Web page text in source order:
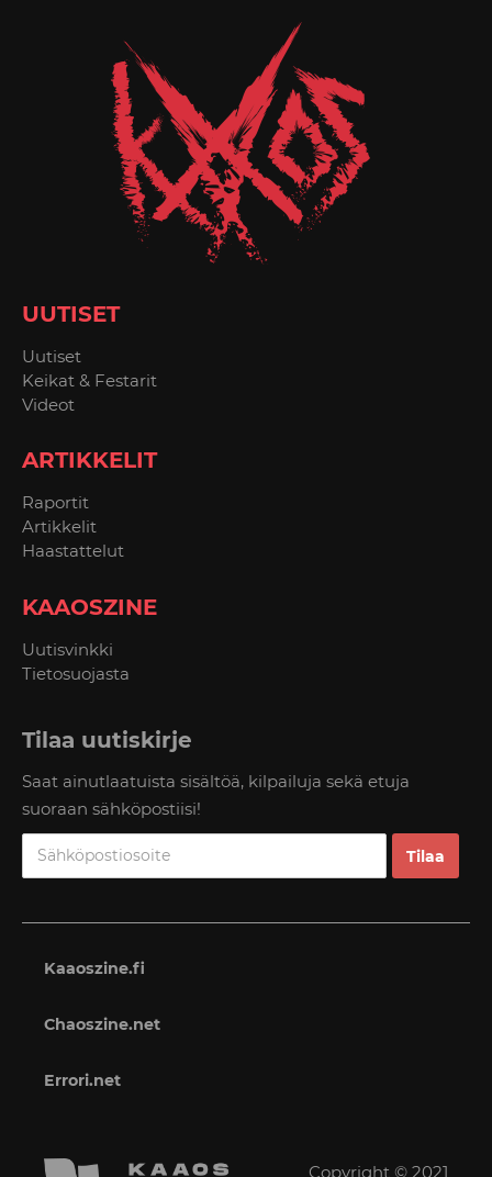
UUTISET
Uutiset
Keikat & Festarit
Videot
ARTIKKELIT
Raportit
Artikkelit
Haastattelut
KAAOSZINE
Uutisvinkki
Tietosuojasta
Tilaa uutiskirje
Saat ainutlaatuista sisältöä, kilpailuja sekä etuja
suoraan sähköpostiisi!
Kaaoszine.fi
Chaoszine.net
Errori.net
Copyright © 2021